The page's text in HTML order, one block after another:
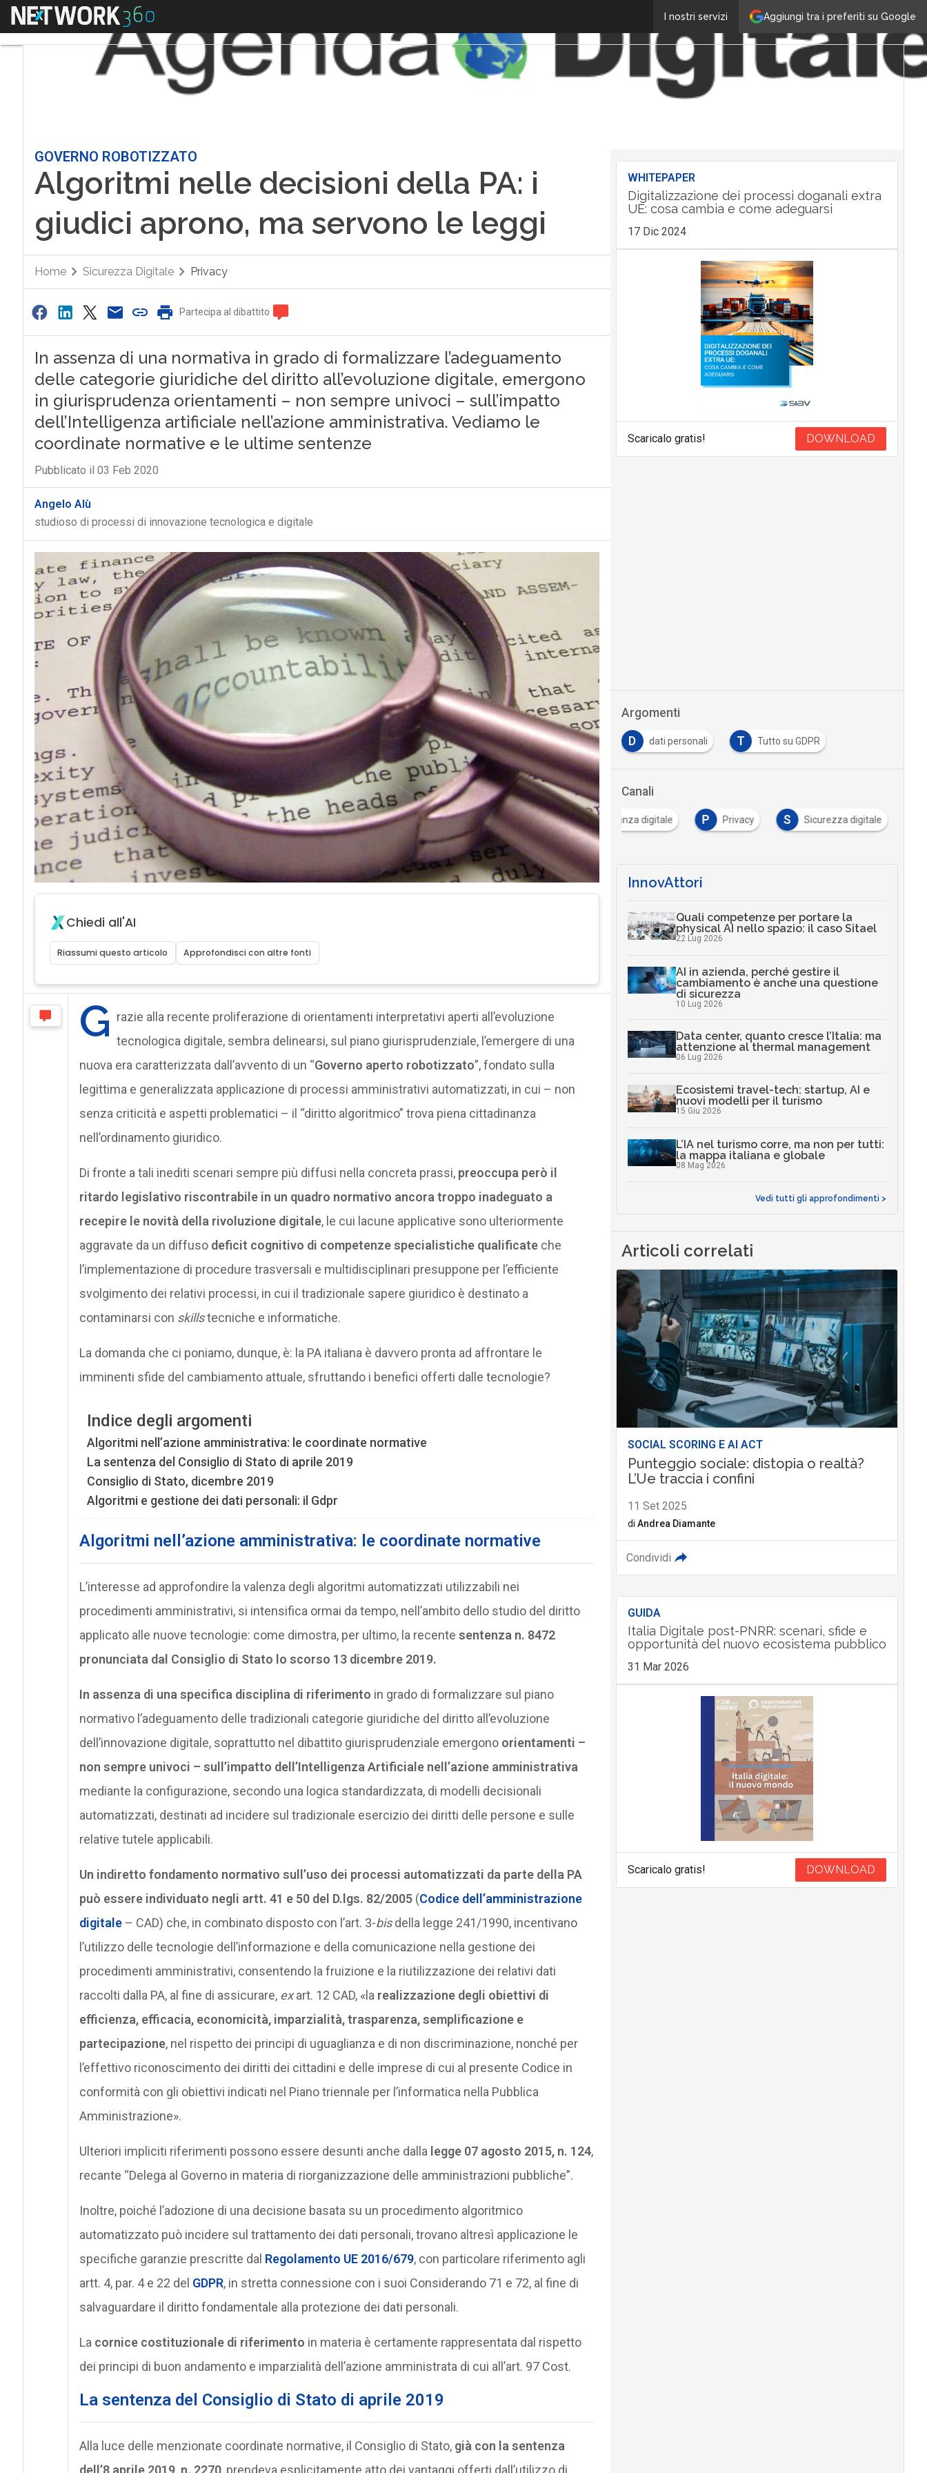
Aggiungi tra i preferiti su Google
I nostri servizi
Menu
GOVERNO ROBOTIZZATO
Algoritmi nelle decisioni della PA: i
giudici aprono, ma servono le leggi
Home Sicurezza Digitale Privacy
Partecipa al dibattito
In assenza di una normativa in grado di formalizzare l’adeguamento
delle categorie giuridiche del diritto all’evoluzione digitale, emergono
in giurisprudenza orientamenti – non sempre univoci – sull’impatto
dell’Intelligenza artificiale nell’azione amministrativa. Vediamo le
coordinate normative e le ultime sentenze
Pubblicato il 03 Feb 2020
Angelo Alù
studioso di processi di innovazione tecnologica e digitale
Chiedi all'AI
Riassumi questo articolo Approfondisci con altre fonti
G razie alla recente proliferazione di orientamenti interpretativi aperti all’evoluzione
tecnologica digitale, sembra delinearsi, sul piano giurisprudenziale, l’emergere di una
nuova era caratterizzata dall’avvento di un “Governo aperto robotizzato”, fondato sulla
legittima e generalizzata applicazione di processi amministrativi automatizzati, in cui – non
senza criticità e aspetti problematici – il “diritto algoritmico” trova piena cittadinanza
nell’ordinamento giuridico.
Di fronte a tali inediti scenari sempre più diffusi nella concreta prassi,preoccupa però il
ritardo legislativo riscontrabile in un quadro normativo ancora troppo inadeguato a
recepire le novità della rivoluzione digitale, le cui lacune applicative sono ulteriormente
aggravate da un diffuso deficit cognitivo di competenze specialistiche qualificateche
l’implementazione di procedure trasversali e multidisciplinari presuppone per l’efficiente
svolgimento dei relativi processi, in cui il tradizionale sapere giuridico è destinato a
contaminarsi con skillstecniche e informatiche.
La domanda che ci poniamo, dunque, è: la PA italiana è davvero pronta ad affrontare le
imminenti sfide del cambiamento attuale, sfruttando i benefici offerti dalle tecnologie?
Indice degli argomenti
Algoritmi nell’azione amministrativa: le coordinate normative
La sentenza del Consiglio di Stato di aprile 2019
Consiglio di Stato, dicembre 2019
Algoritmi e gestione dei dati personali: il Gdpr
Algoritmi nell’azione amministrativa: le coordinate normative
L’interesse ad approfondire la valenza degli algoritmi automatizzati utilizzabili nei
procedimenti amministrativi, si intensifica ormai da tempo, nell’ambito dello studio del diritto
applicato alle nuove tecnologie: come dimostra, per ultimo, la recente sentenza n. 8472
pronunciata dal Consiglio di Stato lo scorso 13 dicembre 2019.
In assenza di una specifica disciplina di riferimento in grado di formalizzare sul piano
normativo l’adeguamento delle tradizionali categorie giuridiche del diritto all’evoluzione
dell’innovazione digitale, soprattutto nel dibattito giurisprudenziale emergono orientamenti –
non sempre univoci – sull’impatto dell’Intelligenza Artificiale nell’azione amministrativa
mediante la configurazione, secondo una logica standardizzata, di modelli decisionali
automatizzati, destinati ad incidere sul tradizionale esercizio dei diritti delle persone e sulle
relative tutele applicabili.
Un indiretto fondamento normativo sull’uso dei processi automatizzati da parte della PA
può essere individuato negli artt. 41 e 50 del D.lgs. 82/2005(Codice dell’amministrazione
digitale– CAD) che, in combinato disposto con l’art. 3-bisdella legge 241/1990, incentivano
l’utilizzo delle tecnologie dell’informazione e della comunicazione nella gestione dei
procedimenti amministrativi, consentendo la fruizione e la riutilizzazione dei relativi dati
raccolti dalla PA, al fine di assicurare, exart. 12 CAD, «la realizzazione degli obiettivi di
efficienza, efficacia, economicità, imparzialità, trasparenza, semplificazione e
partecipazione, nel rispetto dei principi di uguaglianza e di non discriminazione, nonché per
l’effettivo riconoscimento dei diritti dei cittadini e delle imprese di cui al presente Codice in
conformità con gli obiettivi indicati nel Piano triennale per l’informatica nella Pubblica
Amministrazione».
Ulteriori impliciti riferimenti possono essere desunti anche dalla legge 07 agosto 2015, n. 124,
recante “Delega al Governo in materia di riorganizzazione delle amministrazioni pubbliche”.
Inoltre, poiché l’adozione di una decisione basata su un procedimento algoritmico
automatizzato può incidere sul trattamento dei dati personali, trovano altresì applicazione le
specifiche garanzie prescritte dal Regolamento UE 2016/679, con particolare riferimento agli
artt. 4, par. 4 e 22 del GDPR, in stretta connessione con i suoi Considerando 71 e 72, al fine di
salvaguardare il diritto fondamentale alla protezione dei dati personali.
La cornice costituzionale di riferimento in materia è certamente rappresentata dal rispetto
dei principi di buon andamento e imparzialità dell’azione amministrata di cui all’art. 97 Cost.
La sentenza del Consiglio di Stato di aprile 2019
Alla luce delle menzionate coordinate normative, il Consiglio di Stato, già con la sentenza
dell’8 aprile 2019, n. 2270, prendeva esplicitamente atto dei vantaggi offerti dall’utilizzo di
WHITEPAPER
Digitalizzazione dei processi doganali extra
UE: cosa cambia e come adeguarsi
17 Dic 2024
Scaricalo gratis! DOWNLOAD
Argomenti
D dati personali T Tutto su GDPR
Canali
Cittadinanza digitale P Privacy S Sicurezza digitale
InnovAttori
Quali competenze per portare la
physical AI nello spazio: il caso Sitael
22 Lug 2026
AI in azienda, perché gestire il
cambiamento è anche una questione
di sicurezza
10 Lug 2026
Data center, quanto cresce l’Italia: ma
attenzione al thermal management
06 Lug 2026
Ecosistemi travel-tech: startup, AI e
nuovi modelli per il turismo
15 Giu 2026
L’IA nel turismo corre, ma non per tutti:
la mappa italiana e globale
08 Mag 2026
Vedi tutti gli approfondimenti >
Articoli correlati
SOCIAL SCORING E AI ACT
Punteggio sociale: distopia o realtà?
L’Ue traccia i confini
11 Set 2025
di Andrea Diamante
Condividi
GUIDA
Italia Digitale post-PNRR: scenari, sfide e
opportunità del nuovo ecosistema pubblico
31 Mar 2026
Scaricalo gratis! DOWNLOAD